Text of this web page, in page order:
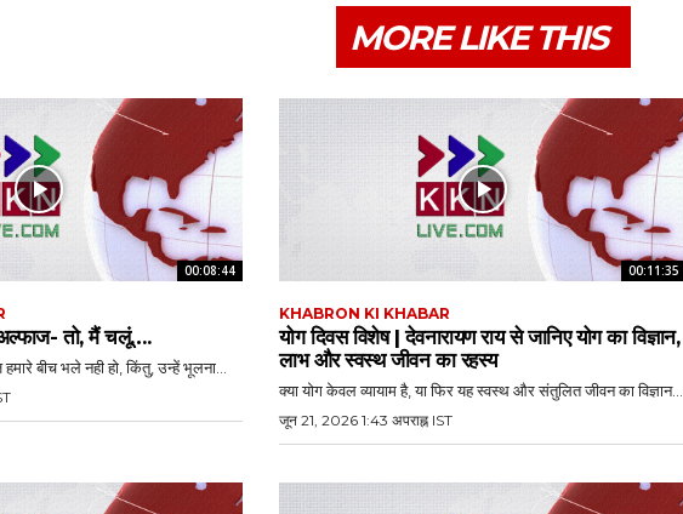
MORE LIKE THIS
00:08:44
तो, मैं चलूं….
बीच भले नही हो, किंतु, उन्हें भूलना...
00:11:35
KHABRON KI KHABAR
योग दिवस विशेष | देवनारायण राय से जानिए योग का विज्ञान,
लाभ और स्वस्थ जीवन का रहस्य
क्या योग केवल व्यायाम है, या फिर यह स्वस्थ और संतुलित जीवन का विज्ञान...
जून 21, 2026 1:43 अपराह्न IST